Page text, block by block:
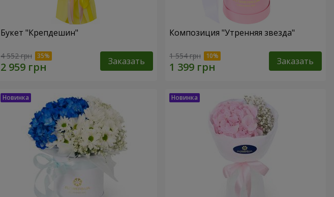
Букет "Крепдешин"
4 552 грн Заказать
Композиция "Утренняя звезда"
1 554 грн Заказать